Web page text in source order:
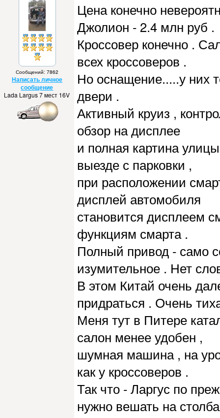
Сообщений: 7862
Написать личное
сообщение
Lada Largus 7 мест 16V
Цена конечно
Джолион - 2.4 млн руб .
Кроссовер конечно .
всех кроссоверов .
Но оснащение.....у них
двери .
Активный круиз ,
обзор на дисплее
и полная картина
выезде с парковки ,
при расположении
дисплей автомобиля
становится дисплеем
функциям смарта .
Полный привод - само
изумительное . Нет
В этом Китай очень
придраться . Очень
Меня тут в Питере
салон менее удобен ,
шумная машина , на
как у кроссоверов .
Так что - Ларгус по
нужно вешать на